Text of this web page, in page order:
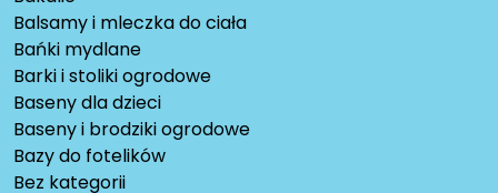
Balsamy i mleczka do ciała
Bańki mydlane
Barki i stoliki ogrodowe
Baseny dla dzieci
Baseny i brodziki ogrodowe
Bazy do fotelików
Bez kategorii